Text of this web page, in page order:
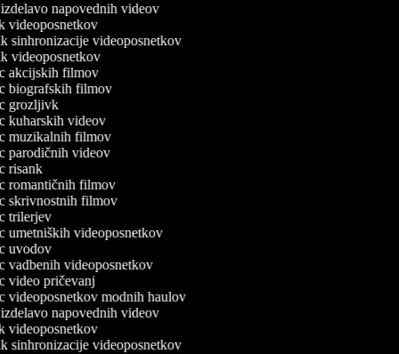
izdelavo napovednih videov
videoposnetkov
sinhronizacije videoposnetkov
videoposnetkov
akcijskih filmov
biografskih filmov
grozljivk
kuharskih videov
muzikalnih filmov
parodičnih videov
risank
romantičnih filmov
skrivnostnih filmov
trilerjev
umetniških videoposnetkov
uvodov
vadbenih videoposnetkov
video pričevanj
videoposnetkov modnih haulov
izdelavo napovednih videov
videoposnetkov
sinhronizacije videoposnetkov